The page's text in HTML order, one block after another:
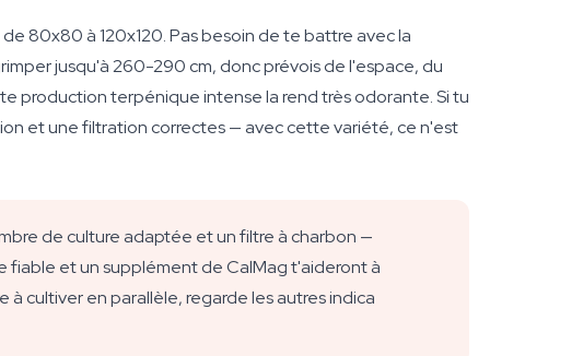
de 80x80 à 120x120. Pas besoin de te battre avec la
jusqu'à 260-290 cm, donc prévois de l'espace, du
production terpénique intense la rend très odorante. Si tu
et une filtration correctes — avec cette variété, ce n'est
de culture adaptée et un filtre à charbon —
fiable et un supplément de CalMag t'aideront à
cultiver en parallèle, regarde les autres indica